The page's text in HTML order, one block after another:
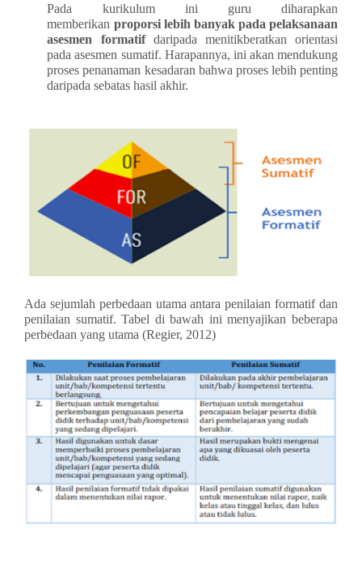
Pada kurikulum ini guru diharapkan
memberikan proporsi lebih banyak pada pelaksanaan
asesmen formatif daripada menitikberatkan orientasi
pada asesmen sumatif. Harapannya, ini akan mendukung
proses penanaman kesadaran bahwa proses lebih penting
daripada sebatas hasil akhir.
Ada sejumlah perbedaan utama antara penilaian formatif dan
penilaian sumatif. Tabel di bawah ini menyajikan beberapa
perbedaan yang utama (Regier, 2012)